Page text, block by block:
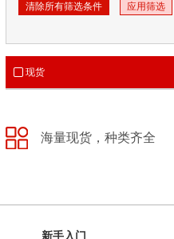
清除所有筛选条件 应用筛选
现货
海量现货，种类齐全
新手入门